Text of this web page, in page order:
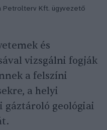
Petrolterv Kft. ügyvezető
és
vizsgálni fogják
a felszíni
a helyi
gáztároló geológiai